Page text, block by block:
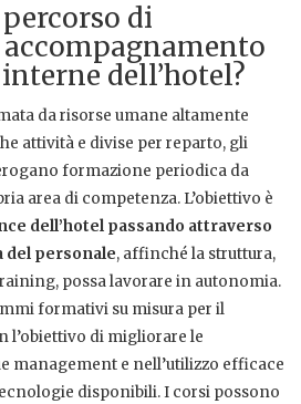
di
dell’hotel?
da risorse umane altamente
attività e divise per reparto, gli
formazione periodica da
area di competenza. L’obiettivo è
dell’hotel passando attraverso
del personale, affinché la struttura,
possa lavorare in autonomia.
formativi su misura per il
l’obiettivo di migliorare le
management e nell’utilizzo efficace
disponibili. I corsi possono